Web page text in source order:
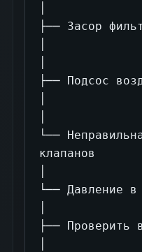
├── Засор
├── Подсос
└──
клапанов
└── Давление в
├── Проверить